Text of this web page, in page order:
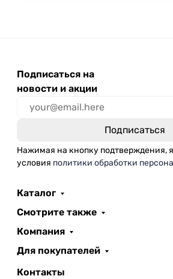
Подписаться на
новости и акции
Нажимая на кнопку подтверждения,
условия политики обработки
Каталог
Смотрите также
Компания
Для покупателей
Контакты